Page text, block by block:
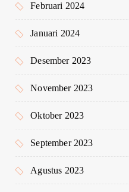
Februari 2024
Januari 2024
Desember 2023
November 2023
Oktober 2023
September 2023
Agustus 2023